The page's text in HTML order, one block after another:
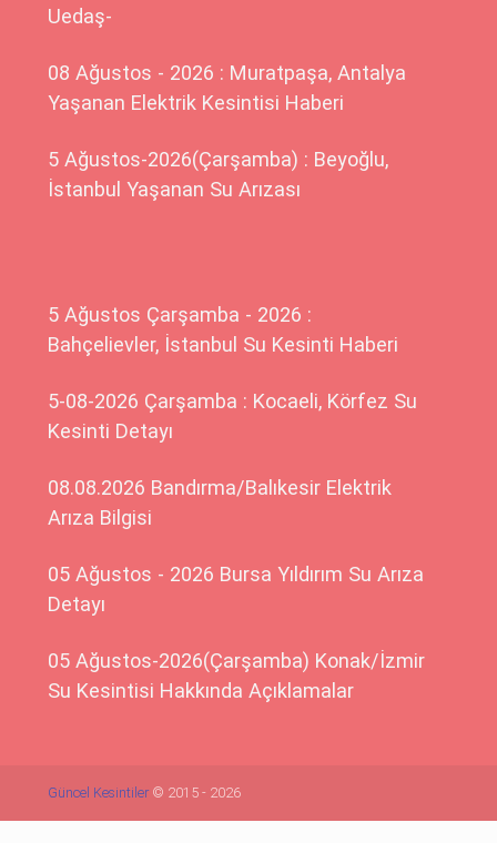
Uedaş-
08 Ağustos - 2026 : Muratpaşa, Antalya
Yaşanan Elektrik Kesintisi Haberi
5 Ağustos-2026(Çarşamba) : Beyoğlu,
İstanbul Yaşanan Su Arızası
5 Ağustos Çarşamba - 2026 :
Bahçelievler, İstanbul Su Kesinti Haberi
5-08-2026 Çarşamba : Kocaeli, Körfez Su
Kesinti Detayı
08.08.2026 Bandırma/Balıkesir Elektrik
Arıza Bilgisi
05 Ağustos - 2026 Bursa Yıldırım Su Arıza
Detayı
05 Ağustos-2026(Çarşamba) Konak/İzmir
Su Kesintisi Hakkında Açıklamalar
Güncel Kesintiler© 2015 - 2026